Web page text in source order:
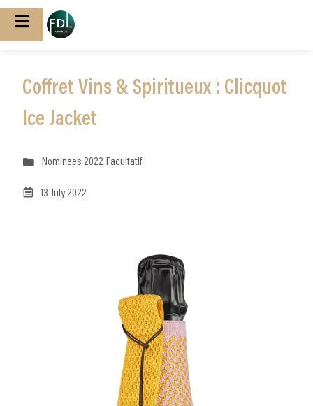
Coffret Vins & Spiritueux : Clicquot
Ice Jacket
Nominees 2022 Facultatif
13 July 2022